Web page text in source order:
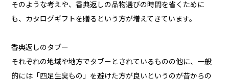
そのような考えや、香典返しの品物選びの時間を省くために
も、カタログギフトを贈るという方が増えてきています。
香典返しのタブー
それぞれの地域や地方でタブーとされているものの他に、一般
的には「四足生臭もの」を避けた方が良いというのが昔からの